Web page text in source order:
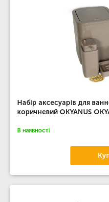
Набір аксесуарів для
коричневий OKYANUS
В наявності